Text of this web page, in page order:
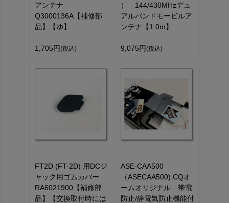
アンテナ
Q3000136A【補修部
品】【ゆ】
1,705円 (税込)
） 144/430MHzデュ
アルバンドモービルア
ンテナ【1.0m】
9,075円 (税込)
FT2D (FT-2D) 用DCジ
ャック用ゴムカバー
RA6021900【補修部
品】【交換取付時には
ASE-CAA500
（ASECAA500) CQオ
ームオリジナル 帯電
防止/静電気防止機能付